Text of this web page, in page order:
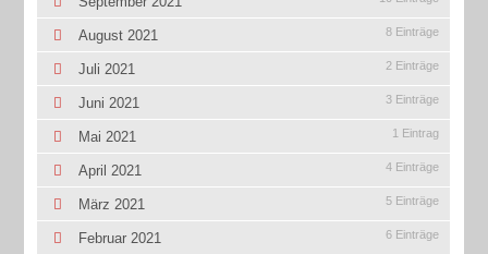
August 2021 8 Einträge
Juli 2021 2 Einträge
Juni 2021 3 Einträge
Mai 2021 1 Eintrag
April 2021 4 Einträge
März 2021 5 Einträge
Februar 2021 6 Einträge